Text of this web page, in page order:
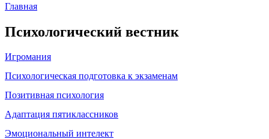
Главная
Психологический вестник
Игромания
Психологическая подготовка к экзаменам
Позитивная психология
Адаптация пятиклассников
Эмоциональный интелект